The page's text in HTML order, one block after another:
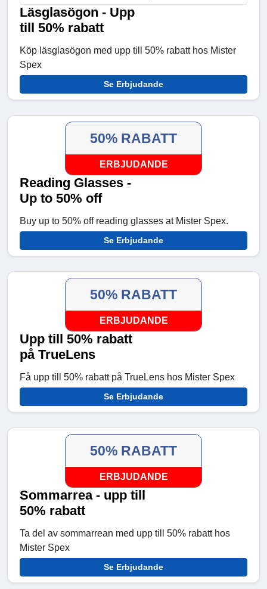
Läsglasögon - Upp
till 50% rabatt
Köp läsglasögon med upp till 50% rabatt hos Mister
Spex
Se Erbjudande
50% RABATT
ERBJUDANDE
Reading Glasses -
Up to 50% off
Buy up to 50% off reading glasses at Mister Spex.
Se Erbjudande
50% RABATT
ERBJUDANDE
Upp till 50% rabatt
på TrueLens
Få upp till 50% rabatt på TrueLens hos Mister Spex
Se Erbjudande
50% RABATT
ERBJUDANDE
Sommarrea - upp till
50% rabatt
Ta del av sommarrean med upp till 50% rabatt hos
Mister Spex
Se Erbjudande